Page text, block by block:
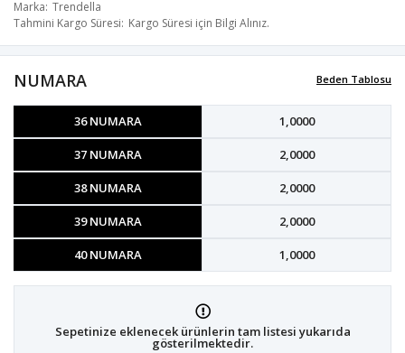
Marka Trendella
Tahmini Kargo Süresi Kargo Süresi için Bilgi Alınız.
Beden Tablosu
NUMARA
36 NUMARA 1,0000
37 NUMARA 2,0000
38 NUMARA 2,0000
39 NUMARA 2,0000
40 NUMARA 1,0000
Sepetinize eklenecek ürünlerin tam listesi yukarıda
gösterilmektedir.